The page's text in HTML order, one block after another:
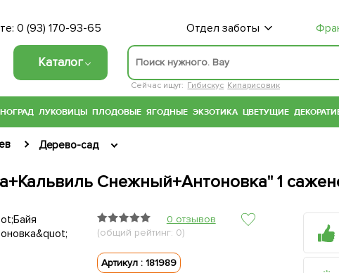
0 (93) 170-93-65 Отдел заботы
Каталог
Сейчас ищут: Гибискус Кипарисовик
ЛУКОВИЦЫ ПЛОДОВЫЕ ЯГОДНЫЕ ЭКЗОТИКА ЦВЕТУЩИЕ
Дерево-сад
Снежный+Антоновка" 1
0 отзывов
(общий рейтинг: 0)
Артикул : 181989